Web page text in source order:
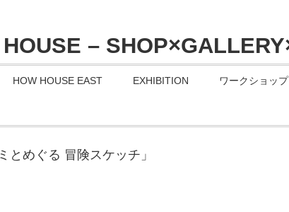
HOW HOUSE EAST EXHIBITION ワークショップ
とめぐる 冒険スケッチ」